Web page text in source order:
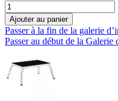
Ajouter au panier
Passer à la fin de la galerie
Passer au début de la Galerie